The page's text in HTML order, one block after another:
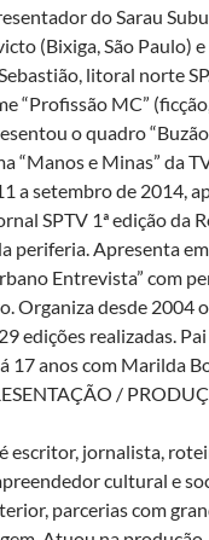
do Sarau
(Bixiga, São Paulo)
litoral norte
“Profissão MC”
o quadro
“Manos e Minas” da
a setembro de 2014,
SPTV 1ª edição da
periferia. Apresenta
Entrevista” com
Organiza desde 2004
edições realizadas.
17 anos com Marilda
/
escritor, jornalista,
cultural e
parcerias com